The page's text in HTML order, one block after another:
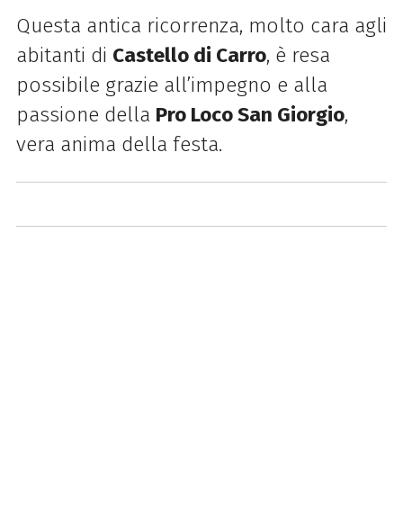
Questa antica ricorrenza, molto cara agli
abitanti di Castello di Carro, è resa
possibile grazie all’impegno e alla
passione della Pro Loco San Giorgio,
vera anima della festa.